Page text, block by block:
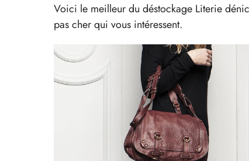
Voici le meilleur du déstockage Literie
pas cher qui vous intéressent.